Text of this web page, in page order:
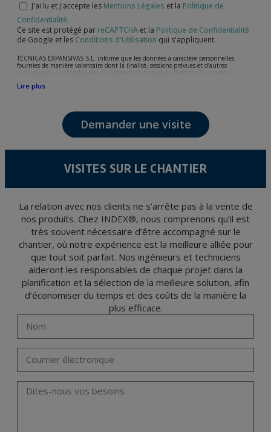
J'ai lu et j'accepte les Mentions Légales et la Politique de
Confidentialité.
Ce site est protégé par reCAPTCHA et la Politique de Confidentialité
de Google et les Conditions d'Utilisation qui s'appliquent.
TÉCNICAS EXPANSIVAS S.L. informe que les données à caractère personnelles
fournies de manière volontaire dont la finalité, cessions prévues et d’autres
circonstances, sont indiquées au moment de la prise de données de caractère
l’attention de votre demande, litige ou requise, maintien de la relation établie, la
Les données de nos fichiers sont absolument confidentielles et seront traitées avec la
plus grande confidentialité et répondent à toutes les exigences prévues par la loi
15/1999 du 13 décembre sur la protection des données personnelles.
Il est recommandé de ne pas envoyer de données strictement personnelles,
la santé, ces donnée n'étant pas cryptées.
et d'opposition en vertu des dispositions au Règlement Général sur la Protection des
votre pièce d’identité, à P.I. La Portalada II | c/ Segador 13, 26006 | Logroño (La
Rioja).
Lire plus
Demander une visite
VISITES SUR LE CHANTIER
La relation avec nos clients ne s’arrête pas à la vente de
nos produits. Chez INDEX®, nous comprenons qu’il est
très souvent nécessaire d’être accompagné sur le
chantier, où notre expérience est la meilleure alliée pour
que tout soit parfait. Nos ingénieurs et techniciens
aideront les responsables de chaque projet dans la
planification et la sélection de la meilleure solution, afin
d’économiser du temps et des coûts de la manière la
plus efficace.